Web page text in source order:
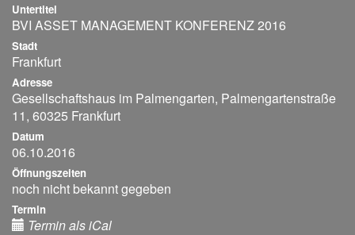
Untertitel
BVI ASSET MANAGEMENT KONFERENZ 2016
Stadt
Frankfurt
Adresse
Gesellschaftshaus im Palmengarten, Palmengartenstraße
11, 60325 Frankfurt
Datum
06.10.2016
Öffnungszeiten
noch nicht bekannt gegeben
Termin
Termin als iCal